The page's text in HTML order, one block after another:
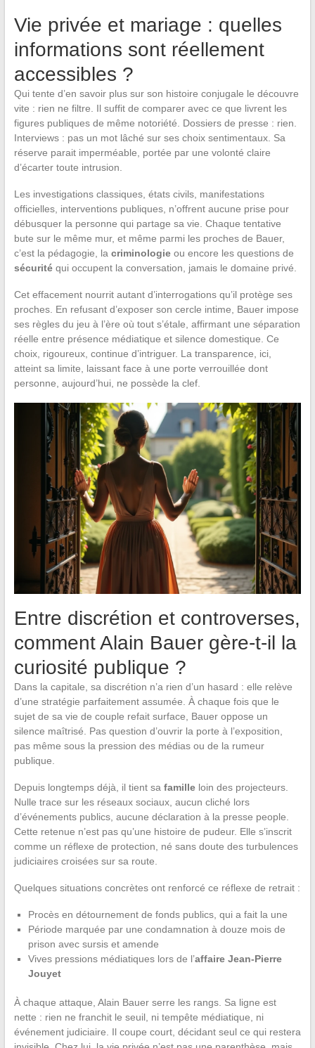
Vie privée et mariage : quelles
informations sont réellement
accessibles ?
Qui tente d’en savoir plus sur son histoire conjugale le découvre
vite : rien ne filtre. Il suffit de comparer avec ce que livrent les
figures publiques de même notoriété. Dossiers de presse : rien.
Interviews : pas un mot lâché sur ses choix sentimentaux. Sa
réserve parait imperméable, portée par une volonté claire
d’écarter toute intrusion.
Les investigations classiques, états civils, manifestations
officielles, interventions publiques, n’offrent aucune prise pour
débusquer la personne qui partage sa vie. Chaque tentative
bute sur le même mur, et même parmi les proches de Bauer,
c’est la pédagogie, la criminologieou encore les questions de
sécuritéqui occupent la conversation, jamais le domaine privé.
Cet effacement nourrit autant d’interrogations qu’il protège ses
proches. En refusant d’exposer son cercle intime, Bauer impose
ses règles du jeu à l’ère où tout s’étale, affirmant une séparation
réelle entre présence médiatique et silence domestique. Ce
choix, rigoureux, continue d’intriguer. La transparence, ici,
atteint sa limite, laissant face à une porte verrouillée dont
personne, aujourd’hui, ne possède la clef.
Entre discrétion et controverses,
comment Alain Bauer gère-t-il la
curiosité publique ?
Dans la capitale, sa discrétion n’a rien d’un hasard : elle relève
d’une stratégie parfaitement assumée. À chaque fois que le
sujet de sa vie de couple refait surface, Bauer oppose un
silence maîtrisé. Pas question d’ouvrir la porte à l’exposition,
pas même sous la pression des médias ou de la rumeur
publique.
Depuis longtemps déjà, il tient sa familleloin des projecteurs.
Nulle trace sur les réseaux sociaux, aucun cliché lors
d’événements publics, aucune déclaration à la presse people.
Cette retenue n’est pas qu’une histoire de pudeur. Elle s’inscrit
comme un réflexe de protection, né sans doute des turbulences
judiciaires croisées sur sa route.
Quelques situations concrètes ont renforcé ce réflexe de retrait :
Procès en détournement de fonds publics, qui a fait la une
Période marquée par une condamnation à douze mois de
prison avec sursis et amende
Vives pressions médiatiques lors de l’affaire Jean-Pierre
Jouyet
À chaque attaque, Alain Bauer serre les rangs. Sa ligne est
nette : rien ne franchit le seuil, ni tempête médiatique, ni
événement judiciaire. Il coupe court, décidant seul ce qui restera